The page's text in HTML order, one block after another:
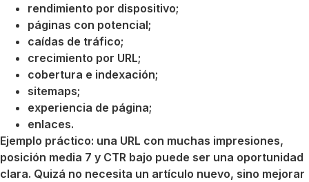
rendimiento por dispositivo;
páginas con potencial;
caídas de tráfico;
crecimiento por URL;
cobertura e indexación;
sitemaps;
experiencia de página;
enlaces.
Ejemplo práctico: una URL con muchas impresiones,
posición media 7 y CTR bajo puede ser una oportunidad
clara. Quizá no necesita un artículo nuevo, sino mejorar